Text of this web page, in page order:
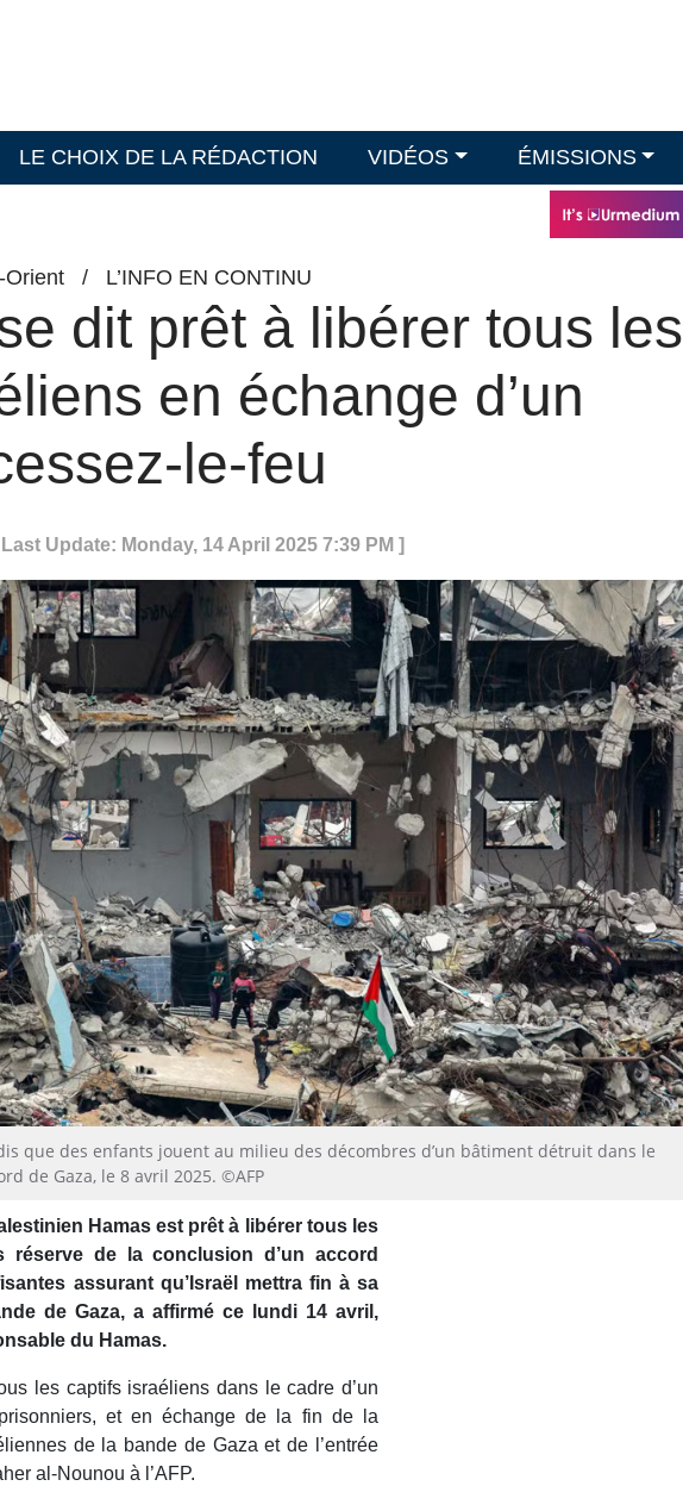
LE CHOIX DE LA RÉDACTION VIDÉOS ÉMISSIONS
Orient / L’INFO EN CONTINU
dit prêt à libérer tous les
en échange d’un
le-feu
Last Update: Monday, 14 April 2025 7:39 PM ]
que des enfants jouent au milieu des décombres d’un bâtiment détruit dans le
de Gaza, le 8 avril 2025. ©AFP
Hamas est prêt à libérer tous les
réserve de la conclusion d’un accord
assurant qu’Israël mettra fin à sa
de Gaza, a affirmé ce lundi 14 avril,
du Hamas.
les captifs israéliens dans le cadre d’un
et en échange de la fin de la
de la bande de Gaza et de l’entrée
al-Nounou à l’AFP.